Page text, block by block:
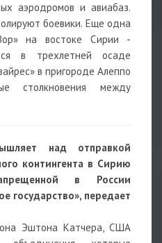
аэродромов и авиабаз.
боевики. Еще одна
на востоке Сирии -
в трехлетней осаде
в пригороде Алеппо
столкновения между
над отправкой
контингента в Сирию
в России
государство», передает
Эштона Катчера, США